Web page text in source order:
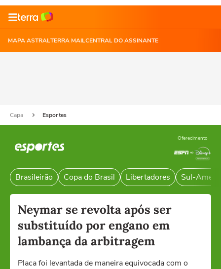
MAPA ASTRALTERRA MAILCENTRAL DO ASSINANTE
Capa Esportes
Oferecimento
Brasileirão Copa do Brasil Libertadores Sul-
Neymar se revolta após ser
substituído por engano em
lambança da arbitragem
Placa foi levantada de maneira equivocada com o